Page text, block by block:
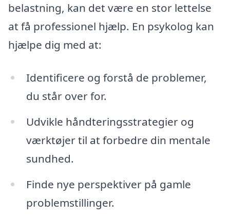
belastning, kan det være en stor lettelse
at få professionel hjælp. En psykolog kan
hjælpe dig med at:
Identificere og forstå de problemer,
du står over for.
Udvikle håndteringsstrategier og
værktøjer til at forbedre din mentale
sundhed.
Finde nye perspektiver på gamle
problemstillinger.